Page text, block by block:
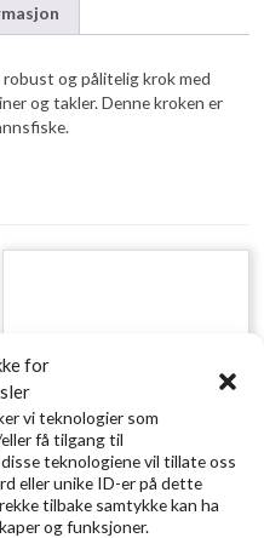
for
vi teknologier som
få tilgang til
teknologiene vil tillate oss
eller unike ID-er på dette
tilbake samtykke kan ha
og funksjoner.
robust og pålitelig krok med
og takler. Denne kroken er
SAVAGE GEAR Craft